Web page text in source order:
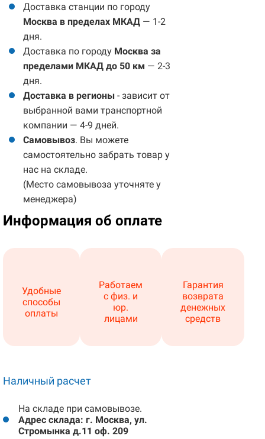
Доставка станции по городу
Москва в пределах МКАД — 1-2
дня.
Доставка по городу Москва за
пределами МКАД до 50 км — 2-3
дня.
Доставка в регионы - зависит от
выбранной вами транспортной
компании — 4-9 дней.
Самовывоз. Вы можете
самостоятельно забрать товар у
нас на складе.
(Место самовывоза уточняте у
менеджера)
Информация об оплате
Удобные
способы
оплаты
Работаем
с физ. и
юр.
лицами
Гарантия
возврата
денежных
средств
Наличный расчет
На складе при самовывозе.
Адрес склада: г. Москва, ул.
Стромынка д.11 оф. 209